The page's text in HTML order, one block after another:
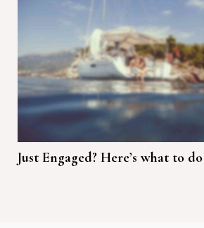
Just Engaged? Here’s what to